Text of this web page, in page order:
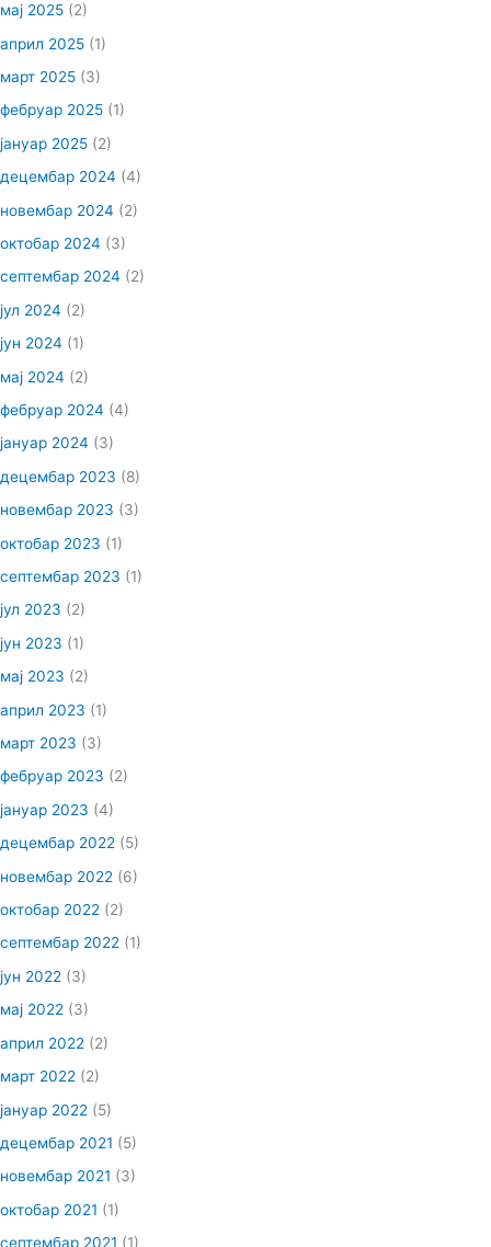
мај 2025 (2)
април 2025 (1)
март 2025 (3)
фебруар 2025 (1)
јануар 2025 (2)
децембар 2024 (4)
новембар 2024 (2)
октобар 2024 (3)
септембар 2024 (2)
јул 2024 (2)
јун 2024 (1)
мај 2024 (2)
фебруар 2024 (4)
јануар 2024 (3)
децембар 2023 (8)
новембар 2023 (3)
октобар 2023 (1)
септембар 2023 (1)
јул 2023 (2)
јун 2023 (1)
мај 2023 (2)
април 2023 (1)
март 2023 (3)
фебруар 2023 (2)
јануар 2023 (4)
децембар 2022 (5)
новембар 2022 (6)
октобар 2022 (2)
септембар 2022 (1)
јун 2022 (3)
мај 2022 (3)
април 2022 (2)
март 2022 (2)
јануар 2022 (5)
децембар 2021 (5)
новембар 2021 (3)
октобар 2021 (1)
септембар 2021 (1)